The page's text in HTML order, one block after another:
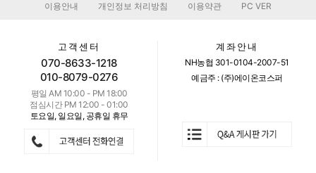
이용안내 개인정보 처리방침 이용약관 PC VER
고객센터
070-8633-1218
010-8079-0276
평일 AM 10:00 - PM 18:00
점심시간 PM 12:00 - 01:00
토요일, 일요일, 공휴일 휴무
계좌안내
NH농협 301-0104-2007-51
예금주 : (주)에이온코스퍼